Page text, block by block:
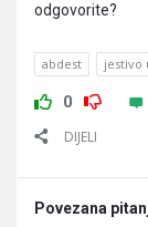
odgovorite?
abdest jestivo
0
DIJELI
Povezana